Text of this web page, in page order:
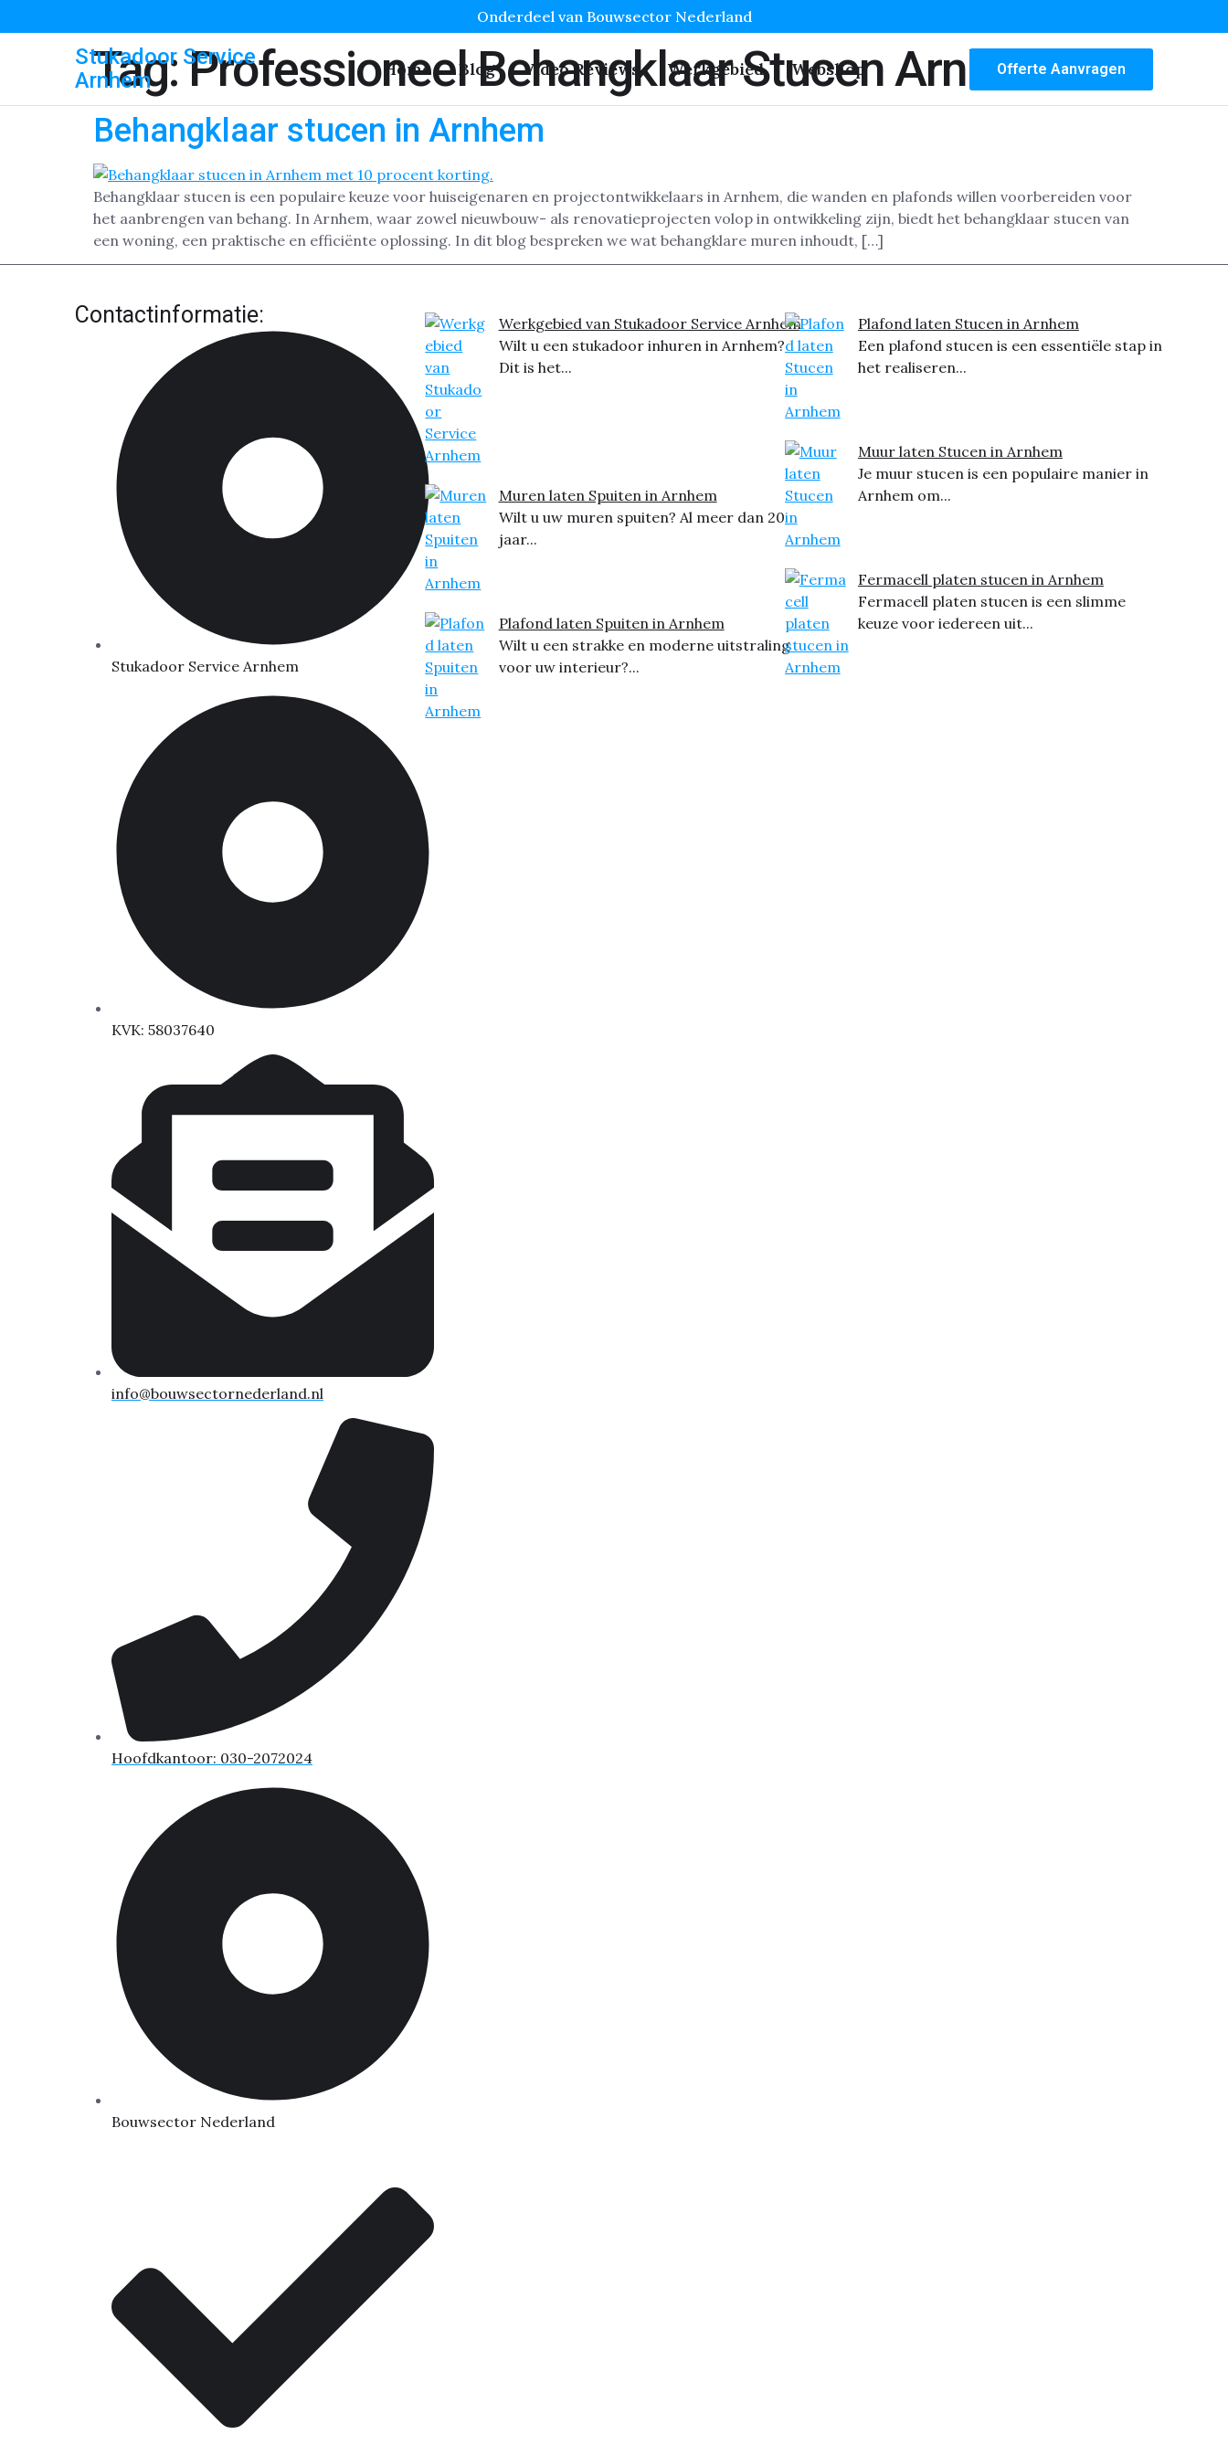
Onderdeel van Bouwsector Nederland
Stukadoor Service
Arnhem
Home Blog Video Reviews Werkgebied Webshop Offerte Aanvragen
Tag:Professioneel Behangklaar Stucen Arnhem
Behangklaar stucen in Arnhem
Behangklaar stucen is een populaire keuze voor huiseigenaren en projectontwikkelaars in Arnhem, die wanden en plafonds willen voorbereiden voor
het aanbrengen van behang. In Arnhem, waar zowel nieuwbouw- als renovatieprojecten volop in ontwikkeling zijn, biedt het behangklaar stucen van
een woning, een praktische en efficiënte oplossing. In dit blog bespreken we wat behangklare muren inhoudt, […]
Contactinformatie:
Stukadoor Service Arnhem
KVK: 58037640
info@bouwsectornederland.nl
Hoofdkantoor: 030-2072024
Bouwsector Nederland
Werkgebied van Stukadoor Service Arnhem
Wilt u een stukadoor inhuren in Arnhem?
Dit is het...
Muren laten Spuiten in Arnhem
Wilt u uw muren spuiten? Al meer dan 20
jaar...
Plafond laten Spuiten in Arnhem
Wilt u een strakke en moderne uitstraling
voor uw interieur?...
Plafond laten Stucen in Arnhem
Een plafond stucen is een essentiële stap in
het realiseren...
Muur laten Stucen in Arnhem
Je muur stucen is een populaire manier in
Arnhem om...
Fermacell platen stucen in Arnhem
Fermacell platen stucen is een slimme
keuze voor iedereen uit...